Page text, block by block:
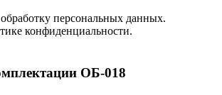
персональных данных.
конфиденциальности.
ОБ-018